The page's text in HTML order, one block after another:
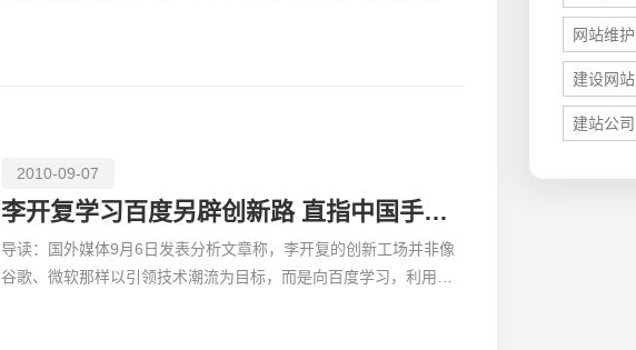
2010-09-07
李开复学习百度另辟创新路 直指中国手机用户
导读：国外媒体9月6日发表分析文章称，李开复的创新工场并非像
谷歌、微软那样以引领技术潮流为目标，而是向百度学习，利用现
网站维护
建设网站
建站公司